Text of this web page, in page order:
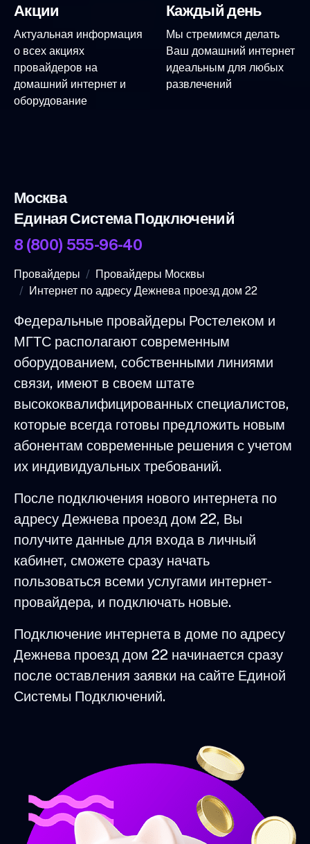
Акции
Актуальная информация
о всех акциях
провайдеров на
домашний интернет и
оборудование
Каждый день
Мы стремимся делать
Ваш домашний интернет
идеальным для любых
развлечений
Москва
Единая Система Подключений
8 (800) 555-96-40
Провайдеры
Провайдеры Москвы
Интернет по адресу Дежнева проезд дом 22
Федеральные провайдеры Ростелеком и
МГТС располагают современным
оборудованием, собственными линиями
связи, имеют в своем штате
высококвалифицированных специалистов,
которые всегда готовы предложить новым
абонентам современные решения с учетом
их индивидуальных требований.
После подключения нового интернета по
адресу Дежнева проезд дом 22, Вы
получите данные для входа в личный
кабинет, сможете сразу начать
пользоваться всеми услугами интернет-
провайдера, и подключать новые.
Подключение интернета в доме по адресу
Дежнева проезд дом 22 начинается сразу
после оставления заявки на сайте Единой
Системы Подключений.